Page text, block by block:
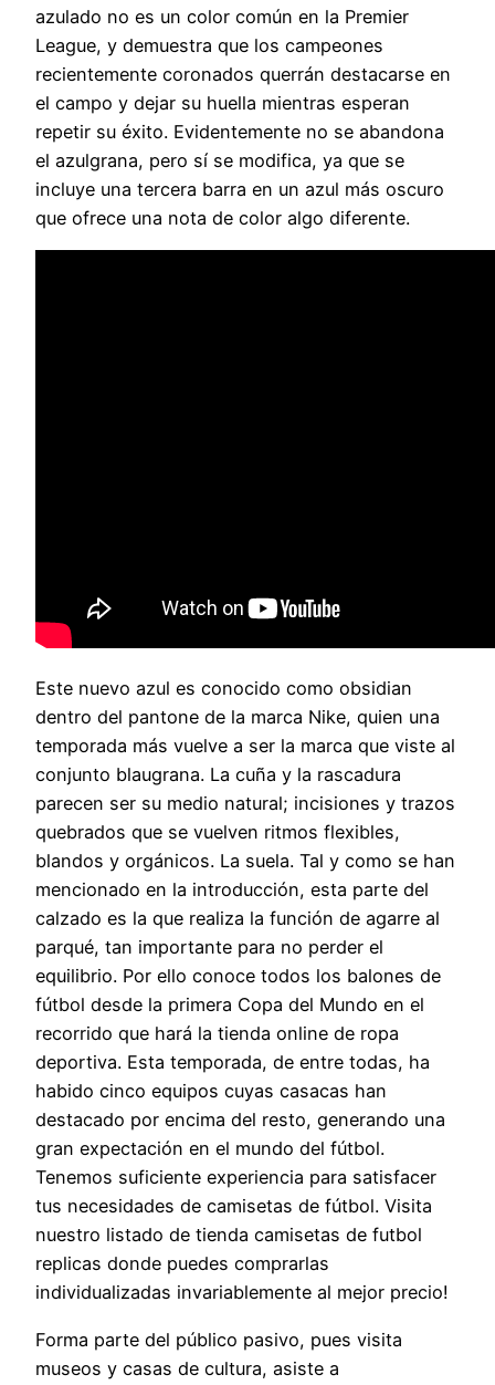
azulado no es un color común en la Premier
League, y demuestra que los campeones
recientemente coronados querrán destacarse en
el campo y dejar su huella mientras esperan
repetir su éxito. Evidentemente no se abandona
el azulgrana, pero sí se modifica, ya que se
incluye una tercera barra en un azul más oscuro
que ofrece una nota de color algo diferente.
Este nuevo azul es conocido como obsidian
dentro del pantone de la marca Nike, quien una
temporada más vuelve a ser la marca que viste al
conjunto blaugrana. La cuña y la rascadura
parecen ser su medio natural; incisiones y trazos
quebrados que se vuelven ritmos flexibles,
blandos y orgánicos. La suela. Tal y como se han
mencionado en la introducción, esta parte del
calzado es la que realiza la función de agarre al
parqué, tan importante para no perder el
equilibrio. Por ello conoce todos los balones de
fútbol desde la primera Copa del Mundo en el
recorrido que hará la tienda online de ropa
deportiva. Esta temporada, de entre todas, ha
habido cinco equipos cuyas casacas han
destacado por encima del resto, generando una
gran expectación en el mundo del fútbol.
Tenemos suficiente experiencia para satisfacer
tus necesidades de camisetas de fútbol. Visita
nuestro listado de tienda camisetas de futbol
replicas donde puedes comprarlas
individualizadas invariablemente al mejor precio!
Forma parte del público pasivo, pues visita
museos y casas de cultura, asiste a